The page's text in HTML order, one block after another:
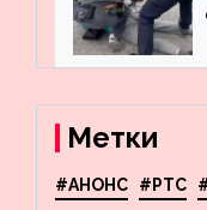
Метки
#АНОНС #РТС